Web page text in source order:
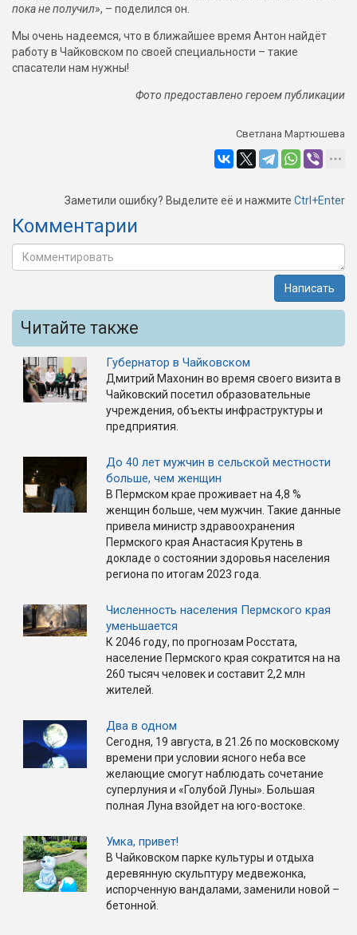
пока не получил», – поделился он.
Мы очень надеемся, что в ближайшее время Антон найдёт
работу в Чайковском по своей специальности – такие
спасатели нам нужны!
Фото предоставлено героем публикации
Светлана Мартюшева
Заметили ошибку? Выделите её и нажмите Ctrl+Enter
Комментарии
Написать
Читайте также
Губернатор в Чайковском
Дмитрий Махонин во время своего визита в
Чайковский посетил образовательные
учреждения, объекты инфраструктуры и
предприятия.
До 40 лет мужчин в сельской местности
больше, чем женщин
В Пермском крае проживает на 4,8 %
женщин больше, чем мужчин. Такие данные
привела министр здравоохранения
Пермского края Анастасия Крутень в
докладе о состоянии здоровья населения
региона по итогам 2023 года.
Численность населения Пермского края
уменьшается
К 2046 году, по прогнозам Росстата,
население Пермского края сократится на на
260 тысяч человек и составит 2,2 млн
жителей.
Два в одном
Сегодня, 19 августа, в 21.26 по московскому
времени при условии ясного неба все
желающие смогут наблюдать сочетание
суперлуния и «Голубой Луны». Большая
полная Луна взойдет на юго-востоке.
Умка, привет!
В Чайковском парке культуры и отдыха
деревянную скульптуру медвежонка,
испорченную вандалами, заменили новой –
бетонной.